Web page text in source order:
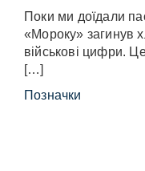
Поки ми доїдали
«Мороку» загинув
військові цифри.
[…]
Позначки